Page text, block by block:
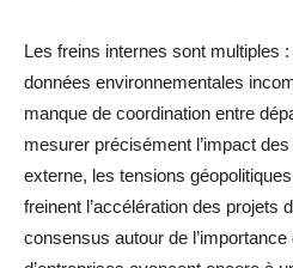
Les freins internes sont multiples
données environnementales
manque de coordination entre
mesurer précisément l’impact
externe, les tensions
freinent l’accélération des projets
consensus autour de